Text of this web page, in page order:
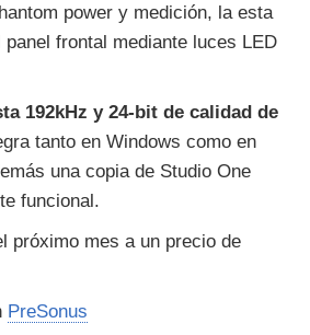
power y medición, la esta
panel frontal mediante luces LED
192kHz y 24-bit de calidad de
tanto en Windows como en
una copia de Studio One
funcional.
próximo mes a un precio de
PreSonus